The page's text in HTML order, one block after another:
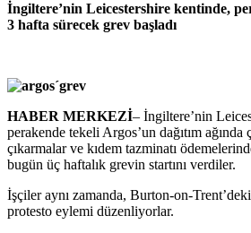
İngiltere’nin Leicestershire kentinde,
3 hafta sürecek grev başladı
HABER MERKEZİ– İngiltere’nin
perakende tekeli Argos’un dağıtım ağında
çıkarmalar ve kıdem tazminatı
bugün üç haftalık grevin startını verdiler.
İşçiler aynı zamanda, Burton-on-
protesto eylemi düzenliyorlar.